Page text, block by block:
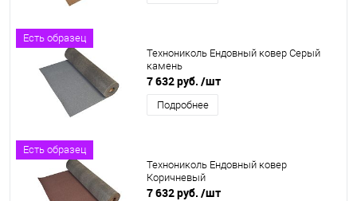
Есть образец
Технониколь Ендовный ковер Серый
камень
7 632 руб. /шт
Подробнее
Есть образец
Технониколь Ендовный ковер
Коричневый
7 632 руб. /шт